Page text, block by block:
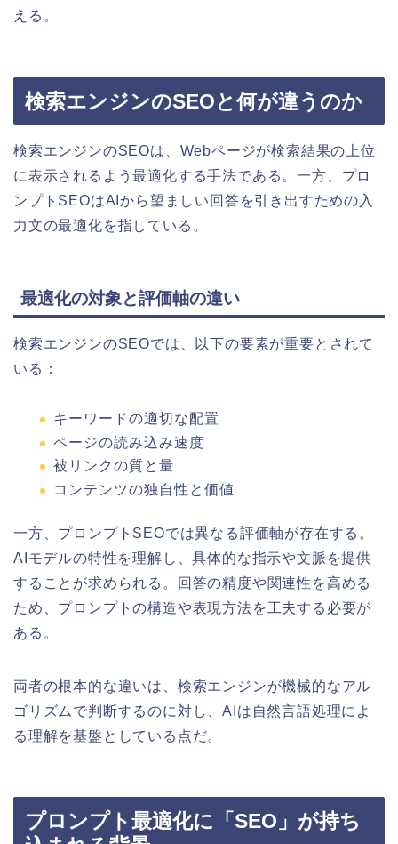
える。
検索エンジンのSEOと何が違うのか
検索エンジンのSEOは、Webページが検索結果の上位
に表示されるよう最適化する手法である。一方、プロ
ンプトSEOはAIから望ましい回答を引き出すための入
力文の最適化を指している。
最適化の対象と評価軸の違い
検索エンジンのSEOでは、以下の要素が重要とされて
いる：
キーワードの適切な配置
ページの読み込み速度
被リンクの質と量
コンテンツの独自性と価値
一方、プロンプトSEOでは異なる評価軸が存在する。
AIモデルの特性を理解し、具体的な指示や文脈を提供
することが求められる。回答の精度や関連性を高める
ため、プロンプトの構造や表現方法を工夫する必要が
ある。
両者の根本的な違いは、検索エンジンが機械的なアル
ゴリズムで判断するのに対し、AIは自然言語処理によ
る理解を基盤としている点だ。
プロンプト最適化に「SEO」が持ち